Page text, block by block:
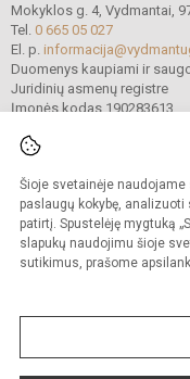
Šioje svetainėje
paslaugų kokybę,
patirtį. Spustelėję mygtuką
slapukų naudojimu šioje
sutikimus, prašome
Mokyklos g. 4, Vydmantai,
Tel. 0 665 05 027
El. p.
Duomenys kaupiami ir
Juridinių asmenų registre
Įmonės kodas 190283613
© 2021. Kretingos r.
Kopijuoti turinį be
Versija
Sumanus būdas